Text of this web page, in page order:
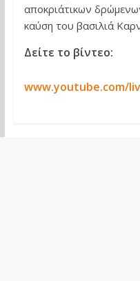
αποκριάτικων
καύση του βασιλιά
Δείτε το βίντεο:
www.youtube.com/